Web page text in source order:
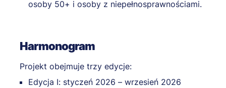
osoby 50+ i osoby z niepełnosprawnościami.
Harmonogram
Projekt obejmuje trzy edycje:
Edycja I: styczeń 2026 – wrzesień 2026